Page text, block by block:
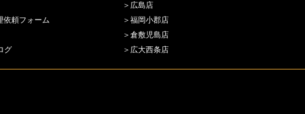
依頼フォーム
グ
＞広島店
＞福岡小郡店
＞倉敷児島店
＞広大西条店